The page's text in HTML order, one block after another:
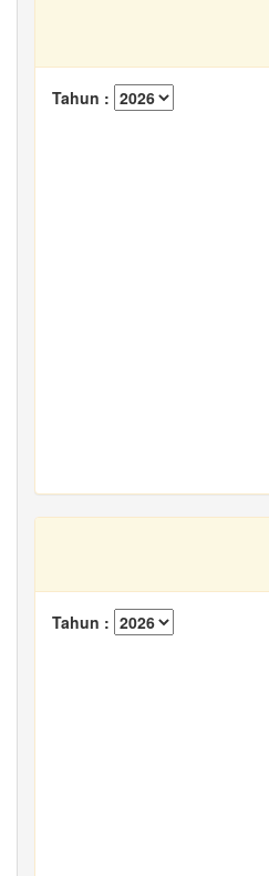
Tahun :
Tahun :